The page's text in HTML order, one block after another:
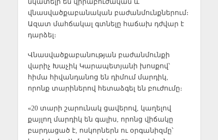
վնասվածքաբանական բաժանմունքներում։
Ազատ մահճակալ գտնելը հաճախ դժվար է
դարձել։
Վնասվածքաբանության բաժանմունքի
վարիչ Խաչիկ Կարապետյանի խոսքով՝
հիմա հիվանդանոց են դիմում մարդիկ,
որոնք տարիներով հետաձգել են բուժումը։
«20 տարի շարունակ ցավերով, կաղելով
քայլող մարդիկ են գալիս, որոնց վիճակը
բարդացած է, ոսկորներն ու օրգանիզմը՝